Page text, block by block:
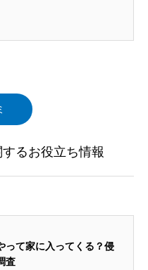
るお役立ち情報
って家に入ってくる？侵
査